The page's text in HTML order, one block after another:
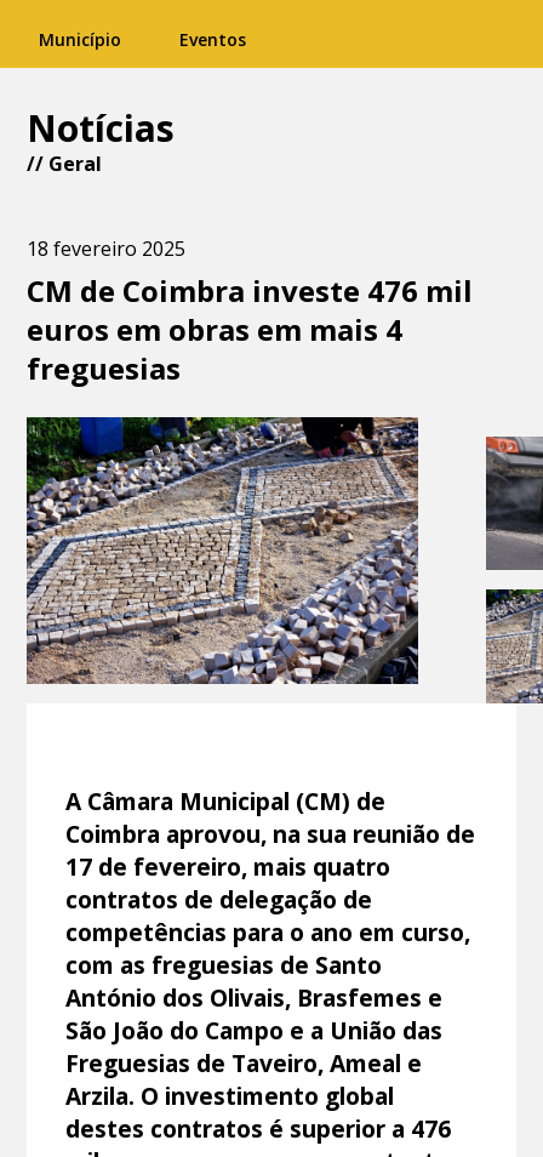
Município Eventos
Notícias
// Geral
18 fevereiro 2025
CM de Coimbra investe 476 mil
euros em obras em mais 4
freguesias
A Câmara Municipal (CM) de
Coimbra aprovou, na sua reunião de
17 de fevereiro, mais quatro
contratos de delegação de
competências para o ano em curso,
com as freguesias de Santo
António dos Olivais, Brasfemes e
São João do Campo e a União das
Freguesias de Taveiro, Ameal e
Arzila. O investimento global
destes contratos é superior a 476